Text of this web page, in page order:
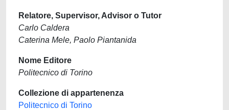
Relatore, Supervisor, Advisor o Tutor
Carlo Caldera
Caterina Mele, Paolo Piantanida
Nome Editore
Politecnico di Torino
Collezione di appartenenza
Politecnico di Torino